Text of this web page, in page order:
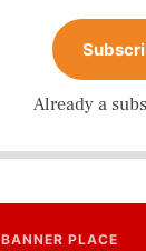
Already a
BANNER PLACE